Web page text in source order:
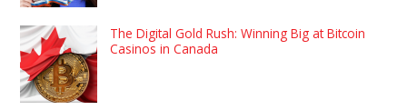
The Digital Gold Rush: Winning Big at Bitcoin
Casinos in Canada